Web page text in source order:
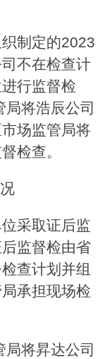
制定的2023
不在检查计
行监督检
将浩辰公司
场监管局将
检查。
采取证后监
监督检由省
查计划并组
承担现场检
将昇达公司